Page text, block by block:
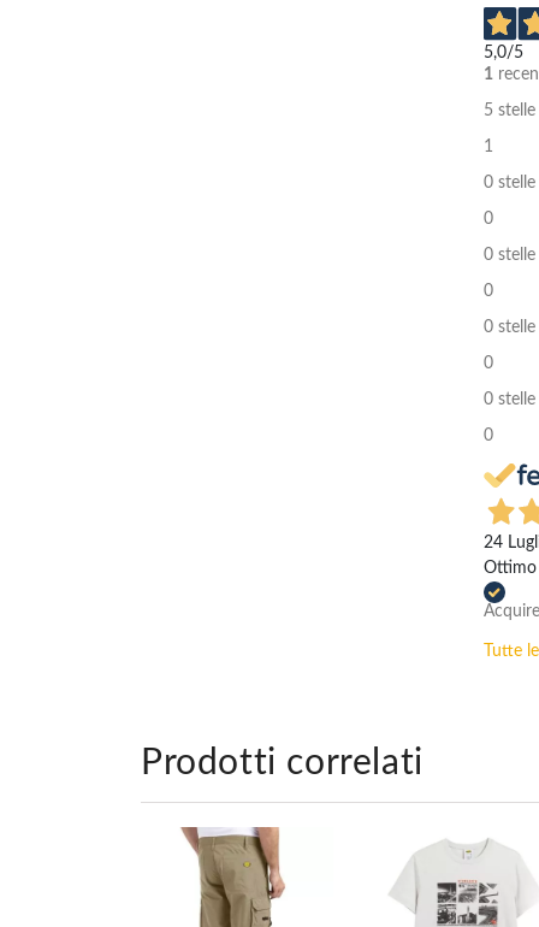
5,0/5
1
5 stelle
1
0 stelle
0
0 stelle
0
0 stelle
0
0 stelle
0
24
Ottimo
Tutte
Prodotti correlati